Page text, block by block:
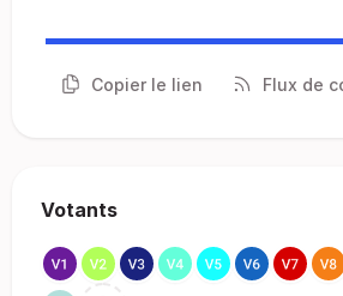
Copier le lien Flux de
Votants